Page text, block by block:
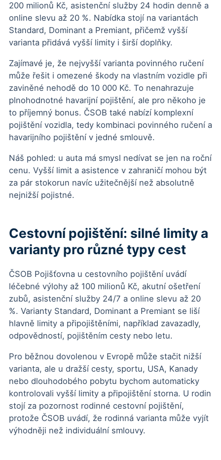
200 milionů Kč, asistenční služby 24 hodin denně a
online slevu až 20 %. Nabídka stojí na variantách
Standard, Dominant a Premiant, přičemž vyšší
varianta přidává vyšší limity i širší doplňky.
Zajímavé je, že nejvyšší varianta povinného ručení
může řešit i omezené škody na vlastním vozidle při
zaviněné nehodě do 10 000 Kč. To nenahrazuje
plnohodnotné havarijní pojištění, ale pro někoho je
to příjemný bonus. ČSOB také nabízí komplexní
pojištění vozidla, tedy kombinaci povinného ručení a
havarijního pojištění v jedné smlouvě.
Náš pohled: u auta má smysl nedívat se jen na roční
cenu. Vyšší limit a asistence v zahraničí mohou být
za pár stokorun navíc užitečnější než absolutně
nejnižší pojistné.
Cestovní pojištění: silné limity a
varianty pro různé typy cest
ČSOB Pojišťovna u cestovního pojištění uvádí
léčebné výlohy až 100 milionů Kč, akutní ošetření
zubů, asistenční služby 24/7 a online slevu až 20
%. Varianty Standard, Dominant a Premiant se liší
hlavně limity a připojištěními, například zavazadly,
odpovědností, pojištěním cesty nebo letu.
Pro běžnou dovolenou v Evropě může stačit nižší
varianta, ale u dražší cesty, sportu, USA, Kanady
nebo dlouhodobého pobytu bychom automaticky
kontrolovali vyšší limity a připojištění storna. U rodin
stojí za pozornost rodinné cestovní pojištění,
protože ČSOB uvádí, že rodinná varianta může vyjít
výhodněji než individuální smlouvy.